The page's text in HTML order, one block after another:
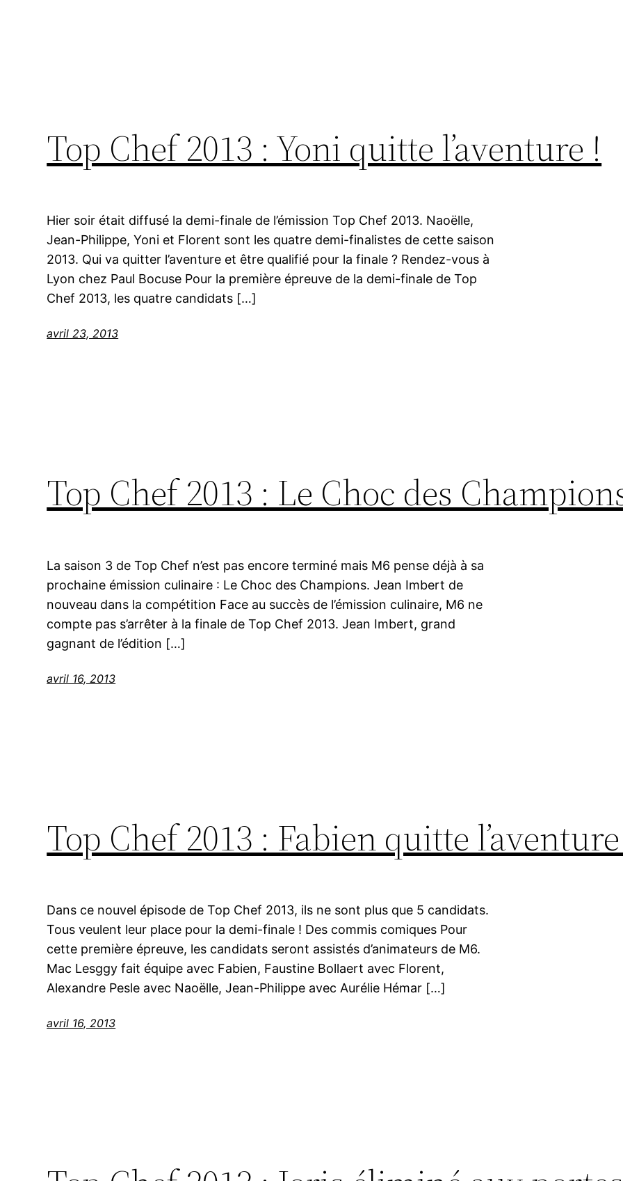
Top Chef 2013 : Yoni quitte l’aventure !
Hier soir était diffusé la demi-finale de l’émission Top Chef 2013. Naoëlle,
Jean-Philippe, Yoni et Florent sont les quatre demi-finalistes de cette saison
2013. Qui va quitter l’aventure et être qualifié pour la finale ? Rendez-vous à
Lyon chez Paul Bocuse Pour la première épreuve de la demi-finale de Top
Chef 2013, les quatre candidats […]
avril 23, 2013
Top Chef 2013 : Le Choc des
La saison 3 de Top Chef n’est pas encore terminé mais M6 pense déjà à sa
prochaine émission culinaire : Le Choc des Champions. Jean Imbert de
nouveau dans la compétition Face au succès de l’émission culinaire, M6 ne
compte pas s’arrêter à la finale de Top Chef 2013. Jean Imbert, grand
gagnant de l’édition […]
avril 16, 2013
Top Chef 2013 : Fabien quitte
Dans ce nouvel épisode de Top Chef 2013, ils ne sont plus que 5 candidats.
Tous veulent leur place pour la demi-finale ! Des commis comiques Pour
cette première épreuve, les candidats seront assistés d’animateurs de M6.
Mac Lesggy fait équipe avec Fabien, Faustine Bollaert avec Florent,
Alexandre Pesle avec Naoëlle, Jean-Philippe avec Aurélie Hémar […]
avril 16, 2013